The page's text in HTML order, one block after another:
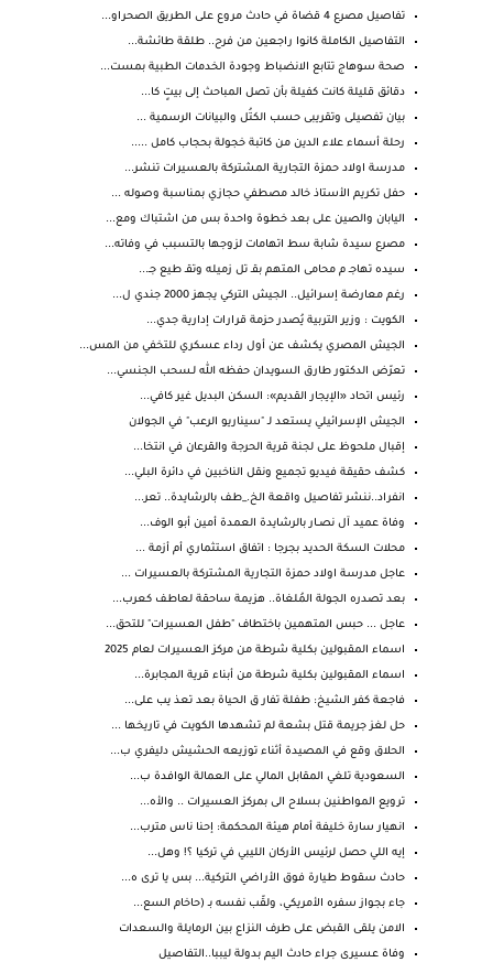
تفاصيل مصرع 4 قضاة في حادث مروع على الطريق الصحراو...
التفاصيل الكاملة كانوا راجعين من فرح.. طلقة طائشة...
صحة سوهاج تتابع الانضباط وجودة الخدمات الطبية بمست...
دقائق قليلة كانت كفيلة بأن تصل المباحث إلى بيتٍ كا...
بيان تفصيلى وتقريبى حسب الكتُل والبيانات الرسمية ...
رحلة أسماء علاء الدين من كاتبة خجولة بحجاب كامل .....
مدرسة اولاد حمزة التجارية المشتركة بالعسيرات‏ تنشر...
حفل تكريم الأستاذ خالد مصطفي حجازي بمناسبة وصوله ...
اليابان والصين على بعد خطوة واحدة بس من اشتباك ومع...
مصرع سيدة شابة سط اتهامات لزوجها بالتسبب في وفاته...
سيده تهاجـ م محامى المتهم بقـ تل زميله وتقـ طيع جـ...
رغم معارضة إسرائيل.. الجيش التركي يجهز 2000 جندي ل...
الكويت : وزير التربية يُصدر حزمة قرارات إدارية جدي...
الجيش المصري يكشف عن أول رداء عسكري للتخفي من المس...
تعرّض الدكتور طارق السويدان حفظه الله لـسحب الجنسي...
رئيس اتحاد «الإيجار القديم»: السكن البديل غير كافي...
الجيش الإسرائيلي يستعد لـ "سيناريو الرعب" في الجولان
إقبال ملحوظ على لجنة قرية الحرجة والقرعان في انتخا...
كشف حقيقة فيديو تجميع ونقل الناخبين في دائرة البلي...
انفراد..ننشر تفاصيل واقعة الخ._طف بالرشايدة.. تعر...
وفاة عميد آل نصــار بالرشايدة العمدة أمين أبو الوف...
محلات السكة الحديد بجرجا : اتفاق استثماري أم أزمة ...
عاجل مدرسة اولاد حمزة التجارية المشتركة بالعسيرات ...
بعد تصدره الجولة المُلغاة.. هزيمة ساحقة لعاطف كعرب...
عاجل ... حبس المتهمين باختطاف "طفل العسيرات" للتحق...
اسماء المقبولين بكلية شرطة من مركز العسيرات لعام 2025
اسماء المقبولين بكلية شرطة من أبناء قرية المجابرة...
فاجعة كفر الشيخ: طفلة تفار ق الحياة بعد تعذ يب على...
حل لغز جريمة قتل بشعة لم تشهدها الكويت في تاريخها ...
الحلاق وقع في المصيدة أثناء توزيعه الحشيش دليفري ب...
السعودية تلغي المقابل المالي على العمالة الوافدة ب...
ترويع المواطنين بسلاح الى بمركز العسيرات .. والأه...
انهيار سارة خليفة أمام هيئة المحكمة: إحنا ناس مترب...
إيه اللي حصل لرئيس الأركان الليبي في تركيا ؟! وهل...
حادث سقوط طيارة فوق الأراضي التركية... بس يا ترى ه...
جاء بجواز سفره الأمريكي، ولقّب نفسه بـ (حاخام السع...
الامن يلقى القبض على طرف النزاع بين الرمايلة والسعدات
وفاة عسيرى جراء حادث اليم بدولة ليببا..التفاصيل